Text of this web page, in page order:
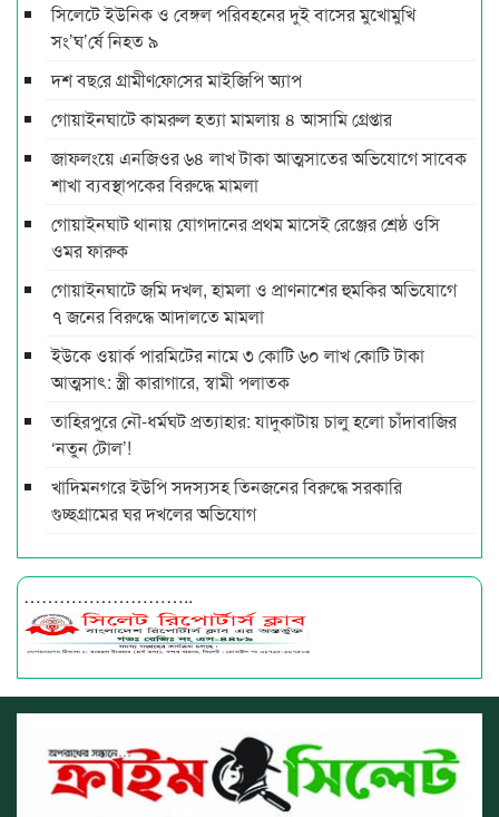
সিলেটে ইউনিক ও বেঙ্গল পরিবহনের দুই বাসের মুখোমুখি
সং’ঘ’র্ষে নিহত ৯
দশ বছ‌রে গ্রামীণ‌ফো‌সের মাইজিপি অ্যাপ
গোয়াইনঘাটে কামরুল হত্যা মামলায় ৪ আসামি গ্রেপ্তার
জাফলংয়ে এনজিওর ৬৪ লাখ টাকা আত্মসাতের অভিযোগে সাবেক
শাখা ব্যবস্থাপকের বিরুদ্ধে মামলা
গোয়াইনঘাট থানায় যোগদানের প্রথম মাসেই রেঞ্জের শ্রেষ্ঠ ওসি
ওমর ফারুক
গোয়াইনঘাটে জমি দখল, হামলা ও প্রাণনাশের হুমকির অভিযোগে
৭ জনের বিরুদ্ধে আদালতে মামলা
ইউকে ওয়ার্ক পারমিটের নামে ৩ কোটি ৬০ লাখ কোটি টাকা
আত্মসাৎ: স্ত্রী কারাগারে, স্বামী পলাতক
তাহিরপুরে নৌ-ধর্মঘট প্রত্যাহার: যাদুকাটায় চালু হলো চাঁদাবাজির
‘নতুন টোল’!
খাদিমনগরে ইউপি সদস্যসহ তিনজনের বিরুদ্ধে সরকারি
গুচ্ছগ্রামের ঘর দখলের অভিযোগ
………………………..